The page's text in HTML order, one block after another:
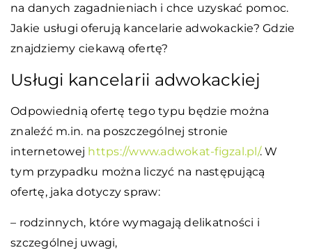
na danych zagadnieniach i chce uzyskać pomoc.
Jakie usługi oferują kancelarie adwokackie? Gdzie
znajdziemy ciekawą ofertę?
Usługi kancelarii adwokackiej
Odpowiednią ofertę tego typu będzie można
znaleźć m.in. na poszczególnej stronie
internetowej https://www.adwokat-figzal.pl/. W
tym przypadku można liczyć na następującą
ofertę, jaka dotyczy spraw:
– rodzinnych, które wymagają delikatności i
szczególnej uwagi,